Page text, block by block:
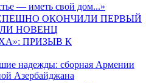
— иметь свой дом...»
ОКОНЧИЛИ ПЕРВЫЙ
НОВЕНЦ
ПРИЗЫВ К
надежды: сборная Армении
Азербайджана